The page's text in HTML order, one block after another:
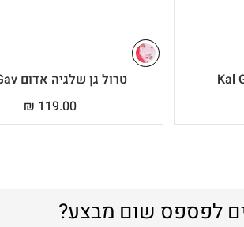
טרול גן שלגיה אדום Kal Gav
₪ 119.00
לפספס שום מבצע?